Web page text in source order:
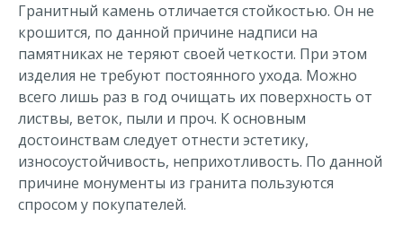
Гранитный камень отличается стойкостью. Он не
крошится, по данной причине надписи на
памятниках не теряют своей четкости. При этом
изделия не требуют постоянного ухода. Можно
всего лишь раз в год очищать их поверхность от
листвы, веток, пыли и проч. К основным
достоинствам следует отнести эстетику,
износоустойчивость, неприхотливость. По данной
причине монументы из гранита пользуются
спросом у покупателей.